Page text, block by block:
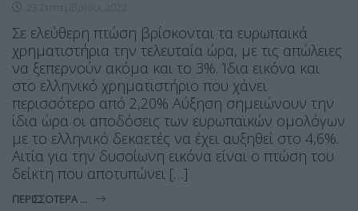
Σε ελεύθερη πτώση βρίσκονται τα ευρωπαϊκά
χρηματιστήρια την τελευταία ώρα, με τις απώλειες
να ξεπερνούν ακόμα και το 3%. Ίδια εικόνα και
στο ελληνικό χρηματιστήριο που χάνει
περισσότερο από 2,20% Αύξηση σημειώνουν την
ίδια ώρα οι αποδόσεις των ευρωπαϊκών ομολόγων
με το ελληνικό δεκαετές να έχει αυξηθεί στο 4,6%.
Αιτία για την δυσοίωνη εικόνα είναι ο πτώση του
δείκτη που αποτυπώνει […]
ΠΕΡΙΣΣΌΤΕΡΑ ...